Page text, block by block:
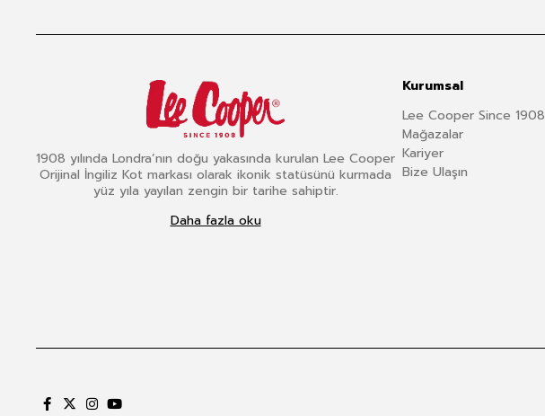
1908 yılında Londra’nın doğu yakasında kurulan Lee Cooper
Orijinal İngiliz Kot markası olarak ikonik statüsünü kurmada
yüz yıla yayılan zengin bir tarihe sahiptir.
Daha fazla oku
Kurumsal
Lee Cooper Since 1908
Mağazalar
Kariyer
Bize Ulaşın